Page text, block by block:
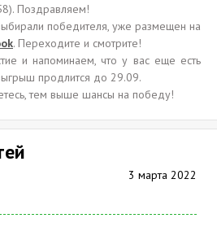
Поздравляем!
победителя, уже размещен на
. Переходите и смотрите!
и напоминаем, что у вас еще есть
продлится до 29.09.
тем выше шансы на победу!
3 марта 2022